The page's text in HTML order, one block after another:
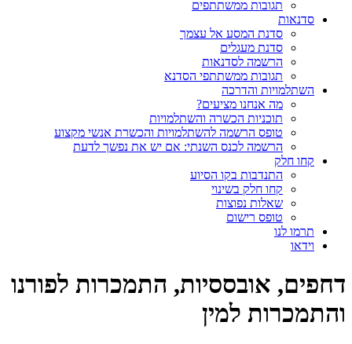
תגובות ממשתתפים
סדנאות
סדנת המסע אל עצמך
סדנת מעגלים
הרשמה לסדנאות
תגובות ממשתתפי הסדנא
השתלמויות והדרכה
מה אנחנו מציעים?
תוכניות הכשרה והשתלמויות
טופס הרשמה להשתלמויות והכשרת אנשי מקצוע
הרשמה לכנס השנתי: אם יש את נפשך לדעת
קחו חלק
התנדבות בקו הסיוע
קחו חלק בשינוי
שאלות נפוצות
טופס רישום
תרמו לנו
וידאו
דחפים, אובססיות, התמכרות לפורנו
והתמכרות למין